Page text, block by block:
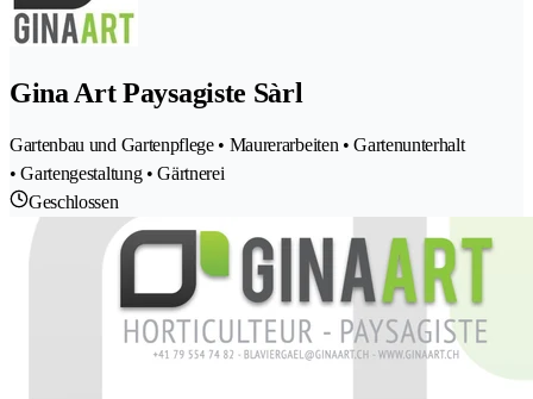
Gina Art Paysagiste Sàrl
Gartenbau und Gartenpflege • Maurerarbeiten • Gartenunterhalt
• Gartengestaltung • Gärtnerei
Geschlossen